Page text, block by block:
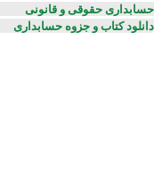
حسابداری حقوقی و قانونی
دانلود کتاب و جزوه حسابداری